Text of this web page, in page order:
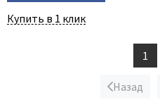
Купить в 1 клик
Назад
1